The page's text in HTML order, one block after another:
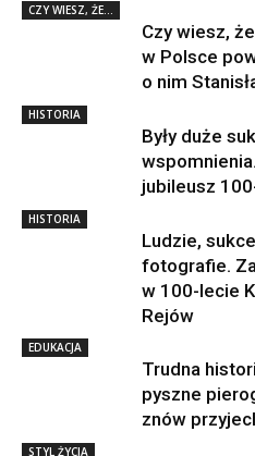
CZY WIESZ, ŻE...
Czy wiesz,
w Polsce
o nim
HISTORIA
Były duże
jubileusz
HISTORIA
Ludzie,
fotografie.
w 100-lecie
Rejów
EDUKACJA
Trudna
pyszne
znów
STYL ŻYCIA